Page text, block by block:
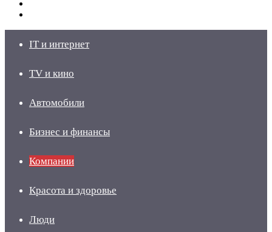
IT и интернет
TV и кино
Автомобили
Бизнес и финансы
Компании
Красота и здоровье
Люди